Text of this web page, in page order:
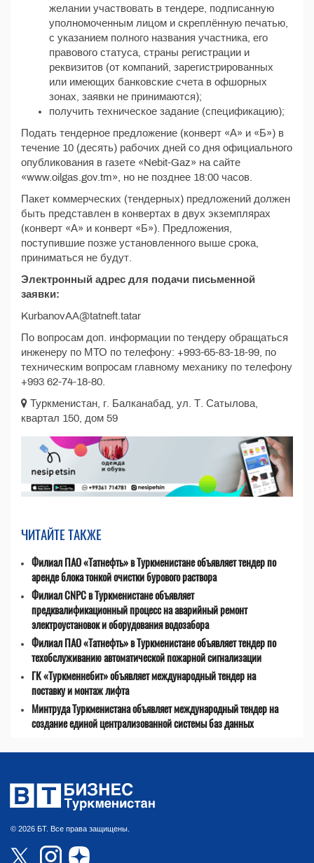
желании участвовать в тендере, подписанную
уполномоченным лицом и скреплённую печатью,
с указанием полного названия участника, его
правового статуса, страны регистрации и
реквизитов (от компаний, зарегистрированных
или имеющих банковские счета в офшорных
зонах, заявки не принимаются);
получить техническое задание (спецификацию);
Подать тендерное предложение (конверт «А» и «Б») в
течение 10 (десять) рабочих дней со дня официального
опубликования в газете «Nebit-Gaz» на сайте
«www.oilgas.gov.tm», но не позднее 18:00 часов.
Пакет коммерческих (тендерных) предложений должен
быть представлен в конвертах в двух экземплярах
(конверт «А» и конверт «Б»). Предложения,
поступившие позже установленного выше срока,
приниматься не будут.
Электронный адрес для подачи письменной
заявки:
KurbanovAA@tatneft.tatar
По вопросам доп. информации по тендеру обращаться
инженеру по МТО по телефону: +993-65-83-18-99, по
техническим вопросам главному механику по телефону
+993 62-74-18-80.
Туркменистан, г. Балканабад, ул. Т. Сатылова,
квартал 150, дом 59
ЧИТАЙТЕ ТАКЖЕ
Филиал ПАО «Татнефть» в Туркменистане объявляет тендер по
аренде блока тонкой очистки бурового раствора
Филиал CNPC в Туркменистане объявляет
предквалификационный процесс на аварийный ремонт
электроустановок и оборудования водозабора
Филиал ПАО «Татнефть» в Туркменистане объявляет тендер по
техобслуживанию автоматической пожарной сигнализации
ГК «Туркменнебит» объявляет международный тендер на
поставку и монтаж лифта
Минтруда Туркменистана объявляет международный тендер на
создание единой централизованной системы баз данных
© 2026 БТ. Все права защищены.